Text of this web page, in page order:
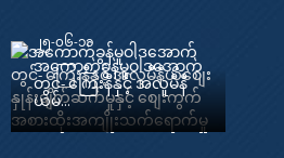
၂၅-၀၆-၁၁
အကောက်ခွန်မူဝါဒအောက်
တွင်- ကြေးနီနှင့် အလူမီနီ
ယမ်...